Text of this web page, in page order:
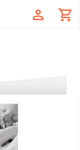
profile shopping_cart